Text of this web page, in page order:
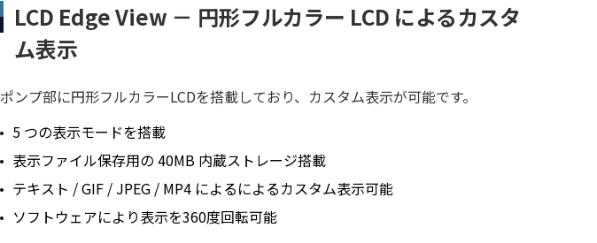
LCD Edge View － 円形フルカラー LCD によるカスタ
ム表示
ポンプ部に円形フルカラーLCDを搭載しており、カスタム表示が可能です。
5 つの表示モードを搭載
表示ファイル保存用の 40MB 内蔵ストレージ搭載
テキスト / GIF / JPEG / MP4 によるによるカスタム表示可能
ソフトウェアにより表示を360度回転可能